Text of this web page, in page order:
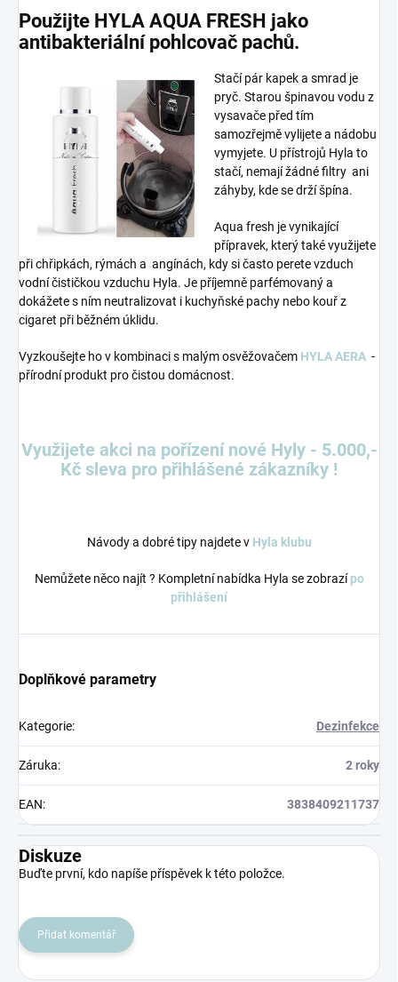
Použijte HYLA AQUA FRESH jako
antibakteriální pohlcovač pachů.
Stačí pár kapek a smrad je
pryč. Starou špinavou vodu z
vysavače před tím
samozřejmě vylijete a nádobu
vymyjete. U přístrojů Hyla to
stačí, nemají žádné filtry ani
záhyby, kde se drží špína.
Aqua fresh je vynikající
přípravek, který také využijete
při chřipkách, rýmách a angínách, kdy si často perete vzduch
vodní čističkou vzduchu Hyla. Je příjemně parfémovaný a
dokážete s ním neutralizovat i kuchyňské pachy nebo kouř z
cigaret při běžném úklidu.
Vyzkoušejte ho v kombinaci s malým osvěžovačem HYLA AERA -
přírodní produkt pro čistou domácnost.
Využijete akci na pořízení nové Hyly - 5.000,-
Kč sleva pro přihlášené zákazníky !
Návody a dobré tipy najdete v Hyla klubu
Nemůžete něco najít ? Kompletní nabídka Hyla se zobrazípo
přihlášení
Doplňkové parametry
Kategorie: Dezinfekce
Záruka: 2 roky
EAN: 3838409211737
Diskuze
Buďte první, kdo napíše příspěvek k této položce.
Přidat komentář